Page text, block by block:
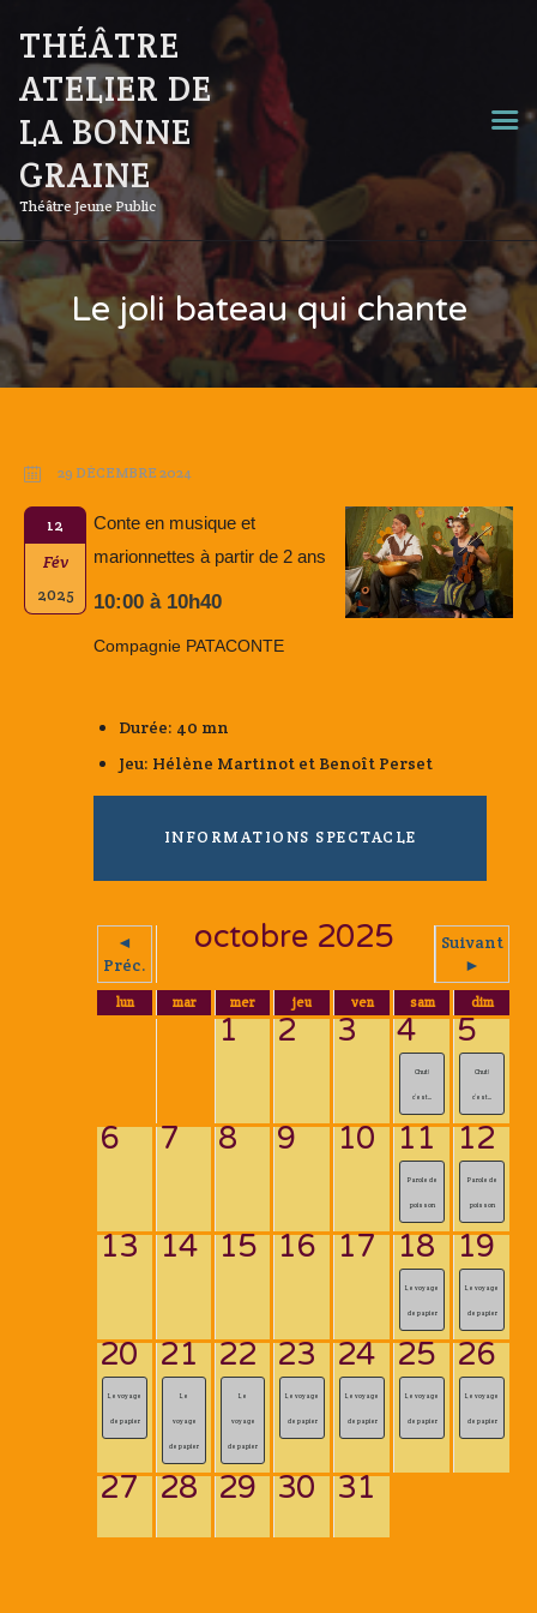
THÉÂTRE
ATELIER DE
LA BONNE
GRAINE
Théâtre Jeune Public
Le joli bateau qui chante
29 DÉCEMBRE 2024
12
Fév
2025
Conte en musique et
marionnettes à partir de 2 ans
10:00 à 10h40
Compagnie PATACONTE
Durée: 40 mn
Jeu: Hélène Martinot et Benoît Perset
INFORMATIONS SPECTACLE
◄
Préc.
octobre 2025
Suivant
►
lun mar mer jeu ven sam dim
1 2 3 4
Chut!
c’est...
5
Chut!
c’est...
6 7 8 9 10 11
Parole de
poisson
12
Parole de
poisson
13 14 15 16 17 18
Le voyage
de papier
19
Le voyage
de papier
20
Le voyage
de papier
21
Le
voyage
de papier
22
Le
voyage
de papier
23
Le voyage
de papier
24
Le voyage
de papier
25
Le voyage
de papier
26
Le voyage
de papier
27 28 29 30 31